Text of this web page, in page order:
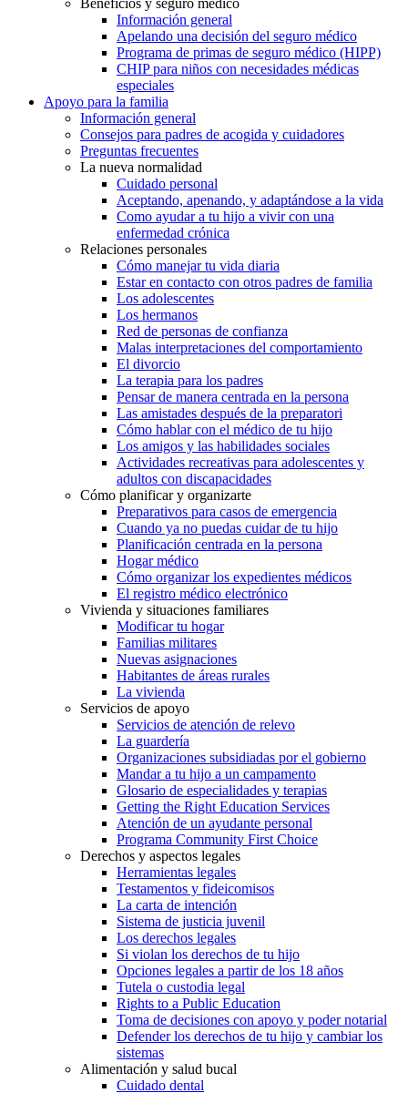
Información general
Apelando una decisión del seguro médico
Programa de primas de seguro médico (HIPP)
CHIP para niños con necesidades médicas
especiales
Apoyo para la familia
Información general
Consejos para padres de acogida y cuidadores
Preguntas frecuentes
La nueva normalidad
Cuidado personal
Aceptando, apenando, y adaptándose a la vida
Como ayudar a tu hijo a vivir con una
enfermedad crónica
Relaciones personales
Cómo manejar tu vida diaria
Estar en contacto con otros padres de familia
Los adolescentes
Los hermanos
Red de personas de confianza
Malas interpretaciones del comportamiento
El divorcio
La terapia para los padres
Pensar de manera centrada en la persona
Las amistades después de la preparatori
Cómo hablar con el médico de tu hijo
Los amigos y las habilidades sociales
Actividades recreativas para adolescentes y
adultos con discapacidades
Cómo planificar y organizarte
Preparativos para casos de emergencia
Cuando ya no puedas cuidar de tu hijo
Planificación centrada en la persona
Hogar médico
Cómo organizar los expedientes médicos
El registro médico electrónico
Vivienda y situaciones familiares
Modificar tu hogar
Familias militares
Nuevas asignaciones
Habitantes de áreas rurales
La vivienda
Servicios de apoyo
Servicios de atención de relevo
La guardería
Organizaciones subsidiadas por el gobierno
Mandar a tu hijo a un campamento
Glosario de especialidades y terapias
Getting the Right Education Services
Atención de un ayudante personal
Programa Community First Choice
Derechos y aspectos legales
Herramientas legales
Testamentos y fideicomisos
La carta de intención
Sistema de justicia juvenil
Los derechos legales
Si violan los derechos de tu hijo
Opciones legales a partir de los 18 años
Tutela o custodia legal
Rights to a Public Education
Toma de decisiones con apoyo y poder notarial
Defender los derechos de tu hijo y cambiar los
sistemas
Alimentación y salud bucal
Cuidado dental